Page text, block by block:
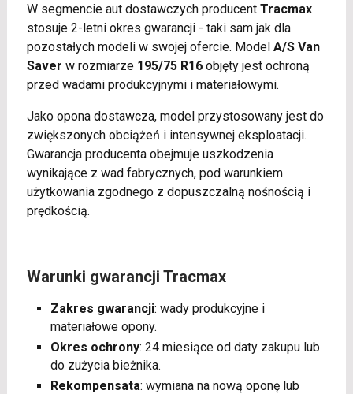
W segmencie aut dostawczych producent Tracmax
stosuje 2-letni okres gwarancji - taki sam jak dla
pozostałych modeli w swojej ofercie. Model A/S Van
Saver w rozmiarze 195/75 R16objęty jest ochroną
przed wadami produkcyjnymi i materiałowymi.
Jako opona dostawcza, model przystosowany jest do
zwiększonych obciążeń i intensywnej eksploatacji.
Gwarancja producenta obejmuje uszkodzenia
wynikające z wad fabrycznych, pod warunkiem
użytkowania zgodnego z dopuszczalną nośnością i
prędkością.
Warunki gwarancji Tracmax
Zakres gwarancji: wady produkcyjne i
materiałowe opony.
Okres ochrony: 24 miesiące od daty zakupu lub
do zużycia bieżnika.
Rekompensata: wymiana na nową oponę lub